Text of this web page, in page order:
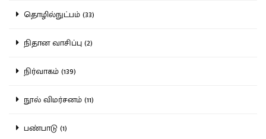
தொழில்நுட்பம் (33)
நிதான வாசிப்பு (2)
நிர்வாகம் (139)
நூல் விமர்சனம் (11)
பண்பாடு (1)